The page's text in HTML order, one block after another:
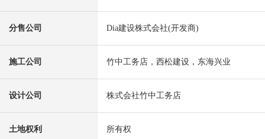
分售公司 Dia建设株式会社(开发商)
施工公司 竹中工务店，西松建设，东海兴业
设计公司 株式会社竹中工务店
土地权利 所有权